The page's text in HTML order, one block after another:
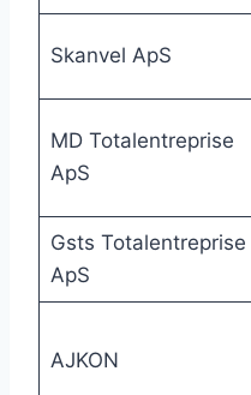
Skanvel ApS
MD Totalentreprise
ApS
Gsts Totalentreprise
ApS
AJKON